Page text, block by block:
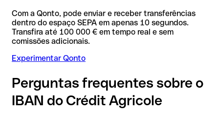
Com a Qonto, pode enviar e receber transferências
dentro do espaço SEPA em apenas 10 segundos.
Transfira até 100 000 € em tempo real e sem
comissões adicionais.
Experimentar Qonto
Perguntas frequentes sobre o
IBAN do Crédit Agricole